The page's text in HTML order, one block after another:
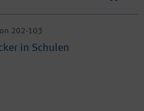
202-103
in Schulen